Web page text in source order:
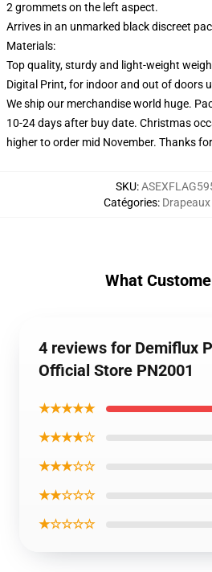
2 grommets on the left aspect.
Arrives in an unmarked black discreet
Materials:
Top quality, sturdy and light-weight
Digital Print, for indoor and out of doors
We ship our merchandise world huge.
10-24 days after buy date. Christmas
higher to order mid November. Thanks
SKU:
Catégories: Drapeaux
What
4 reviews for Demiflux
Official Store PN2001
★★★★★
★★★★☆
★★★☆☆
★★☆☆☆
★☆☆☆☆